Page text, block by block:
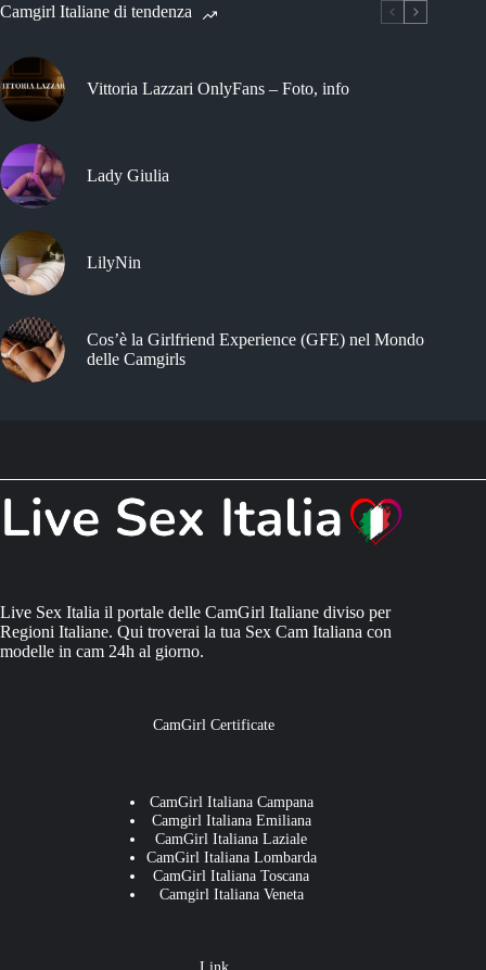
Camgirl Italiane di tendenza
Vittoria Lazzari OnlyFans – Foto, info
Lady Giulia
LilyNin
Cos’è la Girlfriend Experience (GFE) nel Mondo
delle Camgirls
Live Sex Italia il portale delle CamGirl Italiane diviso per
Regioni Italiane. Qui troverai la tua Sex Cam Italiana con
modelle in cam 24h al giorno.
CamGirl Certificate
CamGirl Italiana Campana
Camgirl Italiana Emiliana
CamGirl Italiana Laziale
CamGirl Italiana Lombarda
CamGirl Italiana Toscana
Camgirl Italiana Veneta